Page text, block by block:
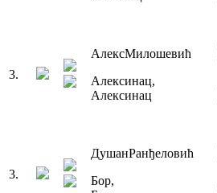
3.
АлексМилошевић
Алексинац,
Алексинац
3.
ДушанРанђеловић
Бор,